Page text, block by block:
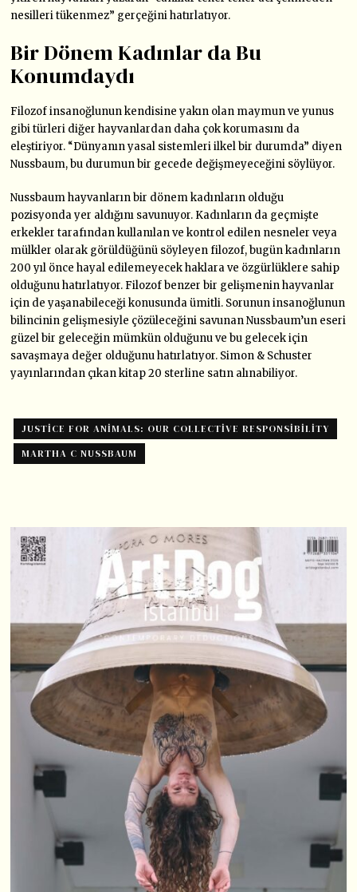
nesilleri tükenmez” gerçeğini hatırlatıyor.
Bir Dönem Kadınlar da Bu
Konumdaydı
Filozof insanoğlunun kendisine yakın olan maymun ve yunus
gibi türleri diğer hayvanlardan daha çok korumasını da
eleştiriyor. “Dünyanın yasal sistemleri ilkel bir durumda” diyen
Nussbaum, bu durumun bir gecede değişmeyeceğini söylüyor.
Nussbaum hayvanların bir dönem kadınların olduğu
pozisyonda yer aldığını savunuyor. Kadınların da geçmişte
erkekler tarafından kullanılan ve kontrol edilen nesneler veya
mülkler olarak görüldüğünü söyleyen filozof, bugün kadınların
200 yıl önce hayal edilemeyecek haklara ve özgürlüklere sahip
olduğunu hatırlatıyor. Filozof benzer bir gelişmenin hayvanlar
için de yaşanabileceği konusunda ümitli. Sorunun insanoğlunun
bilincinin gelişmesiyle çözüleceğini savunan Nussbaum’un eseri
güzel bir geleceğin mümkün olduğunu ve bu gelecek için
savaşmaya değer olduğunu hatırlatıyor. Simon & Schuster
yayınlarından çıkan kitap 20 sterline satın alınabiliyor.
JUSTICE FOR ANIMALS: OUR COLLECTIVE RESPONSIBILITY
MARTHA C NUSSBAUM